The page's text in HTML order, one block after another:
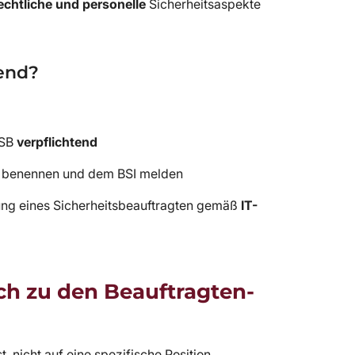
und personelle Sicherheitsaspekte
verpflichtend
und dem BSI melden
eines Sicherheitsbeauftragten gemäß IT-
zu den Beauftragten-